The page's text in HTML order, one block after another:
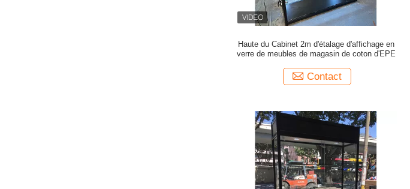
Haute du Cabinet 2m d'étalage d'affichage en
verre de meubles de magasin de coton d'EPE
Contact